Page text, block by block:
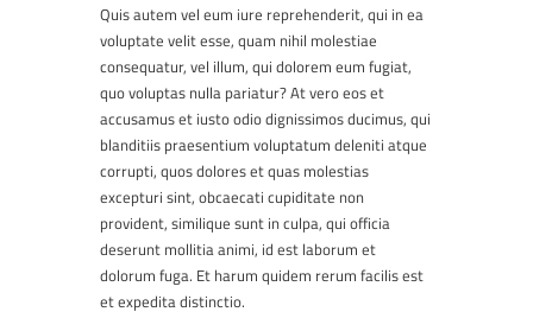
Quis autem vel eum iure reprehenderit, qui in ea
voluptate velit esse, quam nihil molestiae
consequatur, vel illum, qui dolorem eum fugiat,
quo voluptas nulla pariatur? At vero eos et
accusamus et iusto odio dignissimos ducimus, qui
blanditiis praesentium voluptatum deleniti atque
corrupti, quos dolores et quas molestias
excepturi sint, obcaecati cupiditate non
provident, similique sunt in culpa, qui officia
deserunt mollitia animi, id est laborum et
dolorum fuga. Et harum quidem rerum facilis est
et expedita distinctio.